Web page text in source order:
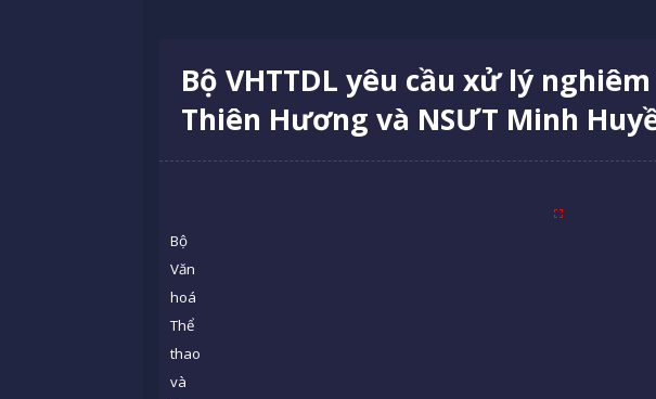
Bộ VHTTDL yêu cầu xử lý
Thiên Hương và NSƯT Minh
Bộ
Văn
hoá
Thể
thao
và